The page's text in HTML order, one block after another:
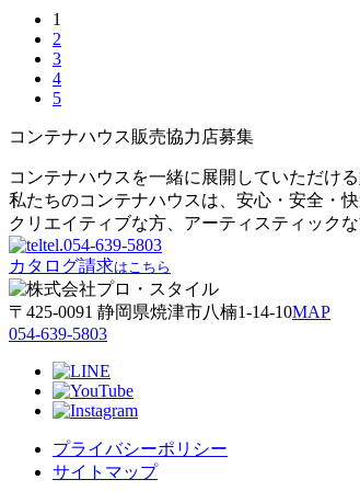
1
2
3
4
5
コンテナハウス販売協力店募集
コンテナハウスを一緒に展開していただけ
私たちのコンテナハウスは、安心・安全・
クリエイティブな方、アーティスティック
tel.054-639-5803
カタログ請求はこちら
〒425-0091 静岡県焼津市八楠1-14-10MAP
054-639-5803
プライバシーポリシー
サイトマップ